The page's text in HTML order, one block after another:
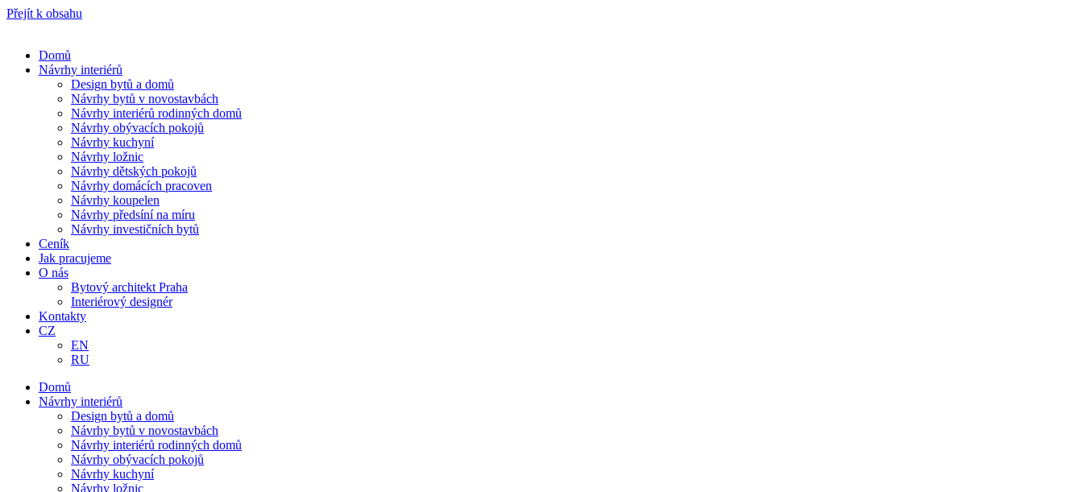
Přejít k obsahu
Domů
Návrhy interiérů
Design bytů a domů
Návrhy bytů v novostavbách
Návrhy interiérů rodinných domů
Návrhy obývacích pokojů
Návrhy kuchyní
Návrhy ložnic
Návrhy dětských pokojů
Návrhy domácích pracoven
Návrhy koupelen
Návrhy předsíní na míru
Návrhy investičních bytů
Ceník
Jak pracujeme
O nás
Bytový architekt Praha
Interiérový designér
Kontakty
CZ
EN
RU
Domů
Návrhy interiérů
Design bytů a domů
Návrhy bytů v novostavbách
Návrhy interiérů rodinných domů
Návrhy obývacích pokojů
Návrhy kuchyní
Návrhy ložnic